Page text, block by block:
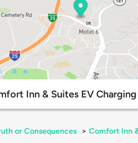
Inn & Suites EV
or Consequences > Comfort Inn